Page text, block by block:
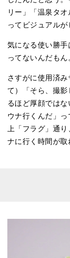
リー」「温泉タ
ってビジュアルが
気になる使い勝
ってないんだもん
さすがに使用済
て）「そら、撮
るほど厚顔では
ウナ行くんだ」
上「フラグ」通
ナに行く時間が取